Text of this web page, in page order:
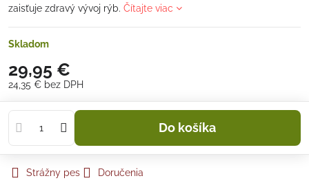
zaisťuje zdravý vývoj rýb. Čítajte viac
Skladom
29,95 €
24,35 € bez DPH
Do košíka
Strážny pes Doručenia